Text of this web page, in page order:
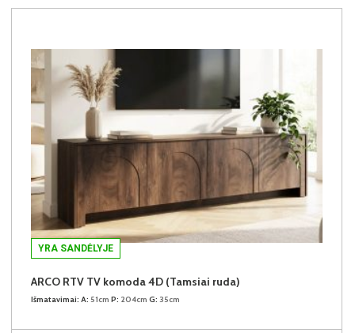
YRA SANDĖLYJE
ARCO RTV TV komoda 4D (Tamsiai ruda)
Išmatavimai: A: 51cm P: 204cm G: 35cm